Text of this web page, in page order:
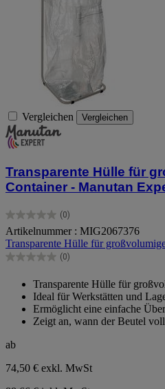
Vergleichen Vergleichen
Transparente Hülle für
Container - Manutan
(0)
0.0
von
5
Sternen.
Artikelnummer : MIG2067376
Transparente Hülle für
(0)
0.0
Sternen.
Transparente Hülle für
Ideal für Werkstätten und
Ermöglicht eine einfache
Zeigt an, wann der Beutel
ab
74,50 € exkl. MwSt